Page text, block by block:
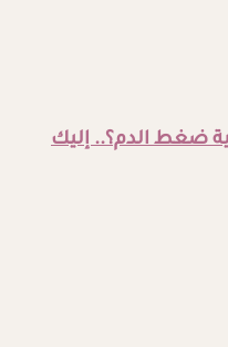
ضغط الدم؟.. إليك